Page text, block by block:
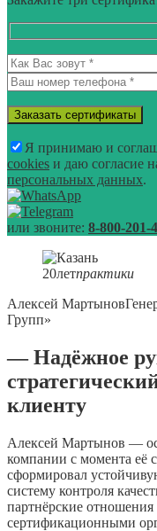
Я принимаю и
cookies и даю согласие
персональных данных.
или звоните: 8-800-201-
20летпрактики
Алексей Мартынов
Групп»
— Надёжное
клиенту
Алексей Мартынов —
компании с момента её
сформировал
систему контроля
партнёрские
сертификационными